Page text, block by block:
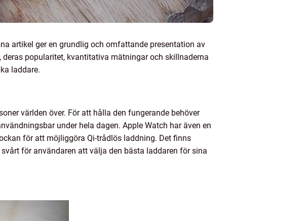
artikel ger en grundlig och omfattande presentation av
popularitet, kvantitativa mätningar och skillnaderna
laddare.
världen över. För att hålla den fungerande behöver
under hela dagen. Apple Watch har även en
för att möjliggöra Qi-trådlös laddning. Det finns
för användaren att välja den bästa laddaren för sina